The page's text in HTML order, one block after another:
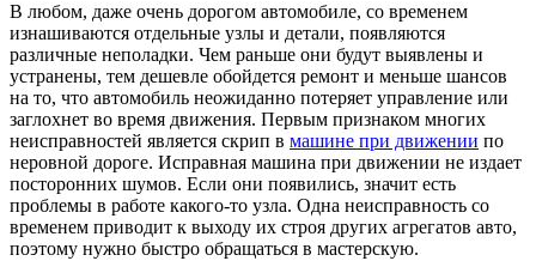
В любом, даже очень дорогом автомобиле, со временем
изнашиваются отдельные узлы и детали, появляются
различные неполадки. Чем раньше они будут выявлены и
устранены, тем дешевле обойдется ремонт и меньше шансов
на то, что автомобиль неожиданно потеряет управление или
заглохнет во время движения. Первым признаком многих
неисправностей является скрип в машине при движении по
неровной дороге. Исправная машина при движении не издает
посторонних шумов. Если они появились, значит есть
проблемы в работе какого-то узла. Одна неисправность со
временем приводит к выходу их строя других агрегатов авто,
поэтому нужно быстро обращаться в мастерскую.